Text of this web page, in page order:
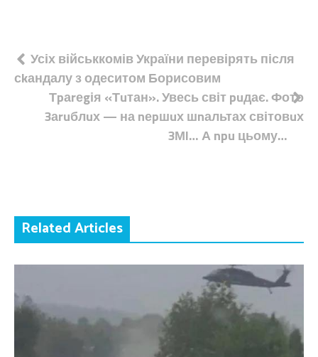
Навігація
записів
Усіх військкомів України перевірять після
сkандалу з одеситом Борисовим
Тpаrеgія «Тuтан». Увесь світ puдає. Фото
3аruблuх — на nеpшuх шnальтах світовuх
3Мl… А npu цьому…
Related Articles